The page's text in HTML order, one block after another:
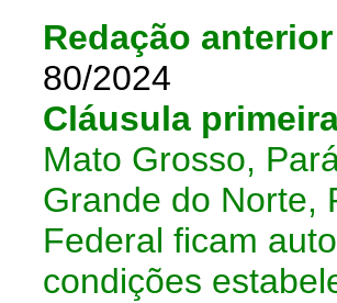
Redação
80/2024
Cláusula
Mato Grosso,
Grande do Norte,
Federal ficam
condições